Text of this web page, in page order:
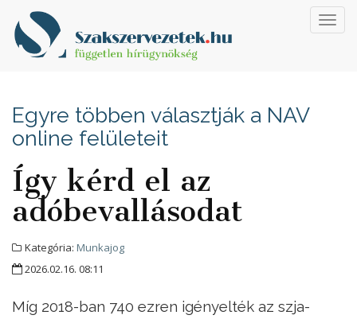
Egyre többen választják a NAV
online felületeit
Így kérd el az
adóbevallásodat
Kategória: Munkajog
2026.02.16. 08:11
Míg 2018-ban 740 ezren igényelték az szja-